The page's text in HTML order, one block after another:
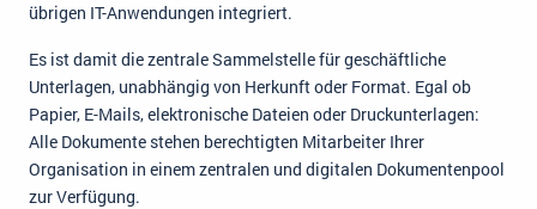
übrigen IT-Anwendungen integriert.
Es ist damit die zentrale Sammelstelle für geschäftliche
Unterlagen, unabhängig von Herkunft oder Format. Egal ob
Papier, E-Mails, elektronische Dateien oder Druckunterlagen:
Alle Dokumente stehen berechtigten Mitarbeiter Ihrer
Organisation in einem zentralen und digitalen Dokumentenpool
zur Verfügung.